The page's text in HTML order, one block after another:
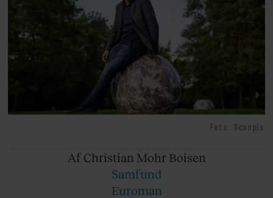
Foto: Scanpix
Af Christian Mohr Boisen
Samfund
Euroman